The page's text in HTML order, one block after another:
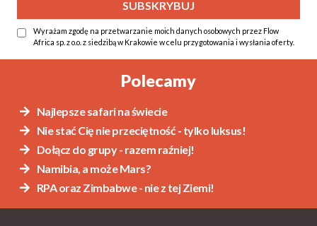
Wyrażam zgodę na przetwarzanie moich danych osobowych przez Flow
Africa sp. z o.o. z siedzibą w Krakowie w celu przygotowania i wysłania oferty.
Alternative:
Polecamy
Najlepsze safari na świecie
Nie stać Cię nie przeciętność - tylko luksus!
Dołącz do grupy - razem raźniej!
Namibia, a może Mars?
RPA oraz Zimbabwe - nie z tej Ziemi!